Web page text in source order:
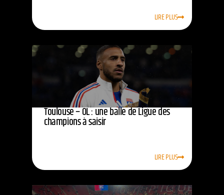
LIRE PLUS
Toulouse – OL : une balle de Ligue des
champions à saisir
LIRE PLUS